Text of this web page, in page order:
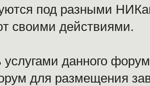
под разными
своими действиями.
услугами данного
для размещения